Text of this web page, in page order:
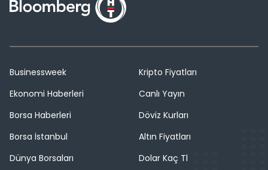
Businessweek
Ekonomi Haberleri
Borsa Haberleri
Borsa İstanbul
Dünya Borsaları
Kripto Fiyatları
Canlı Yayın
Döviz Kurları
Altın Fiyatları
Dolar Kaç Tl